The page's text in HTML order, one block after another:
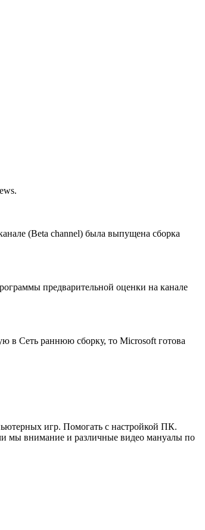
(Beta channel) была выпущена сборка
предварительной оценки на канале
в Сеть раннюю сборку, то Microsoft готова
игр. Помогать с настройкой ПК.
мы внимание и различные видео мануалы по